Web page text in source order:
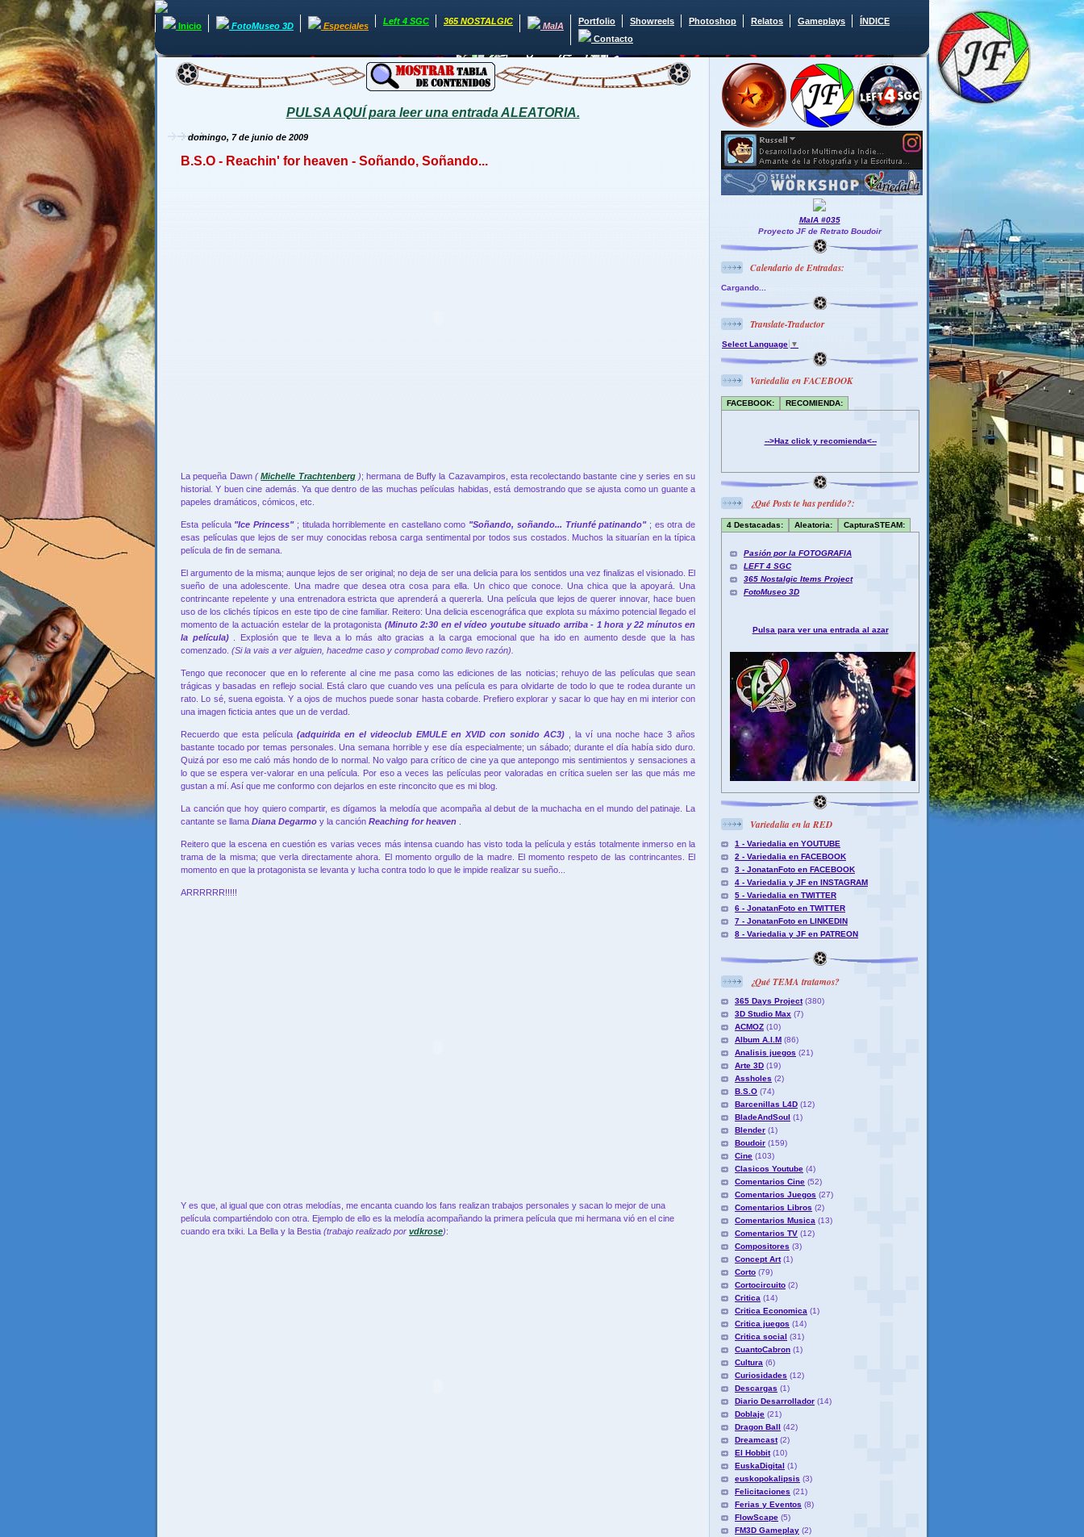
Inicio FotoMuseo 3D Especiales Left 4 SGC 365 NOSTALGIC MaIA Portfolio Showreels Photoshop Relatos Gameplays
ÍNDICE
Contacto
PULSA AQUÍ para leer una entrada ALEATORIA.
domingo, 7 de junio de 2009
B.S.O - Reachin' for heaven - Soñando, Soñando...
La pequeña Dawn ( Michelle Trachtenberg ); hermana de Buffy la Cazavampiros, esta recolectando bastante cine y series en su
historial. Y buen cine además. Ya que dentro de las muchas películas habidas, está demostrando que se ajusta como un guante a
papeles dramáticos, cómicos, etc.
Esta película "Ice Princess"; titulada horriblemente en castellano como "Soñando, soñando... Triunfé patinando"; es otra de
esas películas que lejos de ser muy conocidas rebosa carga sentimental por todos sus costados. Muchos la situarían en la típica
película de fin de semana.
El argumento de la misma; aunque lejos de ser original; no deja de ser una delicia para los sentidos una vez finalizas el visionado. El
sueño de una adolescente. Una madre que desea otra cosa para ella. Un chico que conoce. Una chica que la apoyará. Una
contrincante repelente y una entrenadora estricta que aprenderá a quererla. Una película que lejos de querer innovar, hace buen
uso de los clichés típicos en este tipo de cine familiar. Reitero: Una delicia escenográfica que explota su máximo potencial llegado el
momento de la actuación estelar de la protagonista (Minuto 2:30 en el vídeo youtube situado arriba - 1 hora y 22 mínutos en
la película). Explosión que te lleva a lo más alto gracias a la carga emocional que ha ido en aumento desde que la has
comenzado. (Si la vais a ver alguien, hacedme caso y comprobad como llevo razón).
Tengo que reconocer que en lo referente al cine me pasa como las ediciones de las noticias; rehuyo de las películas que sean
trágicas y basadas en reflejo social. Está claro que cuando ves una película es para olvidarte de todo lo que te rodea durante un
rato. Lo sé, suena egoista. Y a ojos de muchos puede sonar hasta cobarde. Prefiero explorar y sacar lo que hay en mi interior con
una imagen ficticia antes que un de verdad.
Recuerdo que esta película (adquirida en el videoclub EMULE en XVID con sonido AC3) , la ví una noche hace 3 años
bastante tocado por temas personales. Una semana horrible y ese día especialmente; un sábado; durante el día había sido duro.
Quizá por eso me caló más hondo de lo normal. No valgo para crítico de cine ya que antepongo mis sentimientos y sensaciones a
lo que se espera ver-valorar en una película. Por eso a veces las películas peor valoradas en crítica suelen ser las que más me
gustan a mí. Así que me conformo con dejarlos en este rinconcito que es mi blog.
La canción que hoy quiero compartir, es dígamos la melodía que acompaña al debut de la muchacha en el mundo del patinaje. La
cantante se llama Diana Degarmo y la canción Reaching for heaven .
Reitero que la escena en cuestión es varias veces más intensa cuando has visto toda la película y estás totalmente inmerso en la
trama de la misma; que verla directamente ahora. El momento orgullo de la madre. El momento respeto de las contrincantes. El
momento en que la protagonista se levanta y lucha contra todo lo que le impide realizar su sueño...
ARRRRRR!!!!!
Y es que, al igual que con otras melodías, me encanta cuando los fans realizan trabajos personales y sacan lo mejor de una
película compartiéndolo con otra. Ejemplo de ello es la melodía acompañando la primera película que mi hermana vió en el cine
cuando era txiki. La Bella y la Bestia (trabajo realizado por vdkrose):
MaIA #035
Proyecto JF de Retrato Boudoir
Calendario de Entradas:
Cargando...
Translate-Traductor
Select Language ▼
Variedalia en FACEBOOK
FACEBOOK: RECOMIENDA:
-->Haz click y recomienda<--
¿Qué Posts te has perdido?:
4 Destacadas: Aleatoria: CapturaSTEAM:
Pasión por la FOTOGRAFIA
LEFT 4 SGC
365 Nostalgic Items Project
FotoMuseo 3D
Pulsa para ver una entrada al azar
Variedalia en la RED
1 - Variedalia en YOUTUBE
2 - Variedalia en FACEBOOK
3 - JonatanFoto en FACEBOOK
4 - Variedalia y JF en INSTAGRAM
5 - Variedalia en TWITTER
6 - JonatanFoto en TWITTER
7 - JonatanFoto en LINKEDIN
8 - Variedalia y JF en PATREON
¿Qué TEMA tratamos?
365 Days Project (380)
3D Studio Max (7)
ACMOZ (10)
Album A.I.M (86)
Analisis juegos (21)
Arte 3D (19)
Assholes (2)
B.S.O (74)
Barcenillas L4D (12)
BladeAndSoul (1)
Blender (1)
Boudoir (159)
Cine (103)
Clasicos Youtube (4)
Comentarios Cine (52)
Comentarios Juegos (27)
Comentarios Libros (2)
Comentarios Musica (13)
Comentarios TV (12)
Compositores (3)
Concept Art (1)
Corto (79)
Cortocircuito (2)
Critica (14)
Critica Economica (1)
Critica juegos (14)
Critica social (31)
CuantoCabron (1)
Cultura (6)
Curiosidades (12)
Descargas (1)
Diario Desarrollador (14)
Doblaje (21)
Dragon Ball (42)
Dreamcast (2)
El Hobbit (10)
EuskaDigital (1)
euskopokalipsis (3)
Felicitaciones (21)
Ferias y Eventos (8)
FlowScape (5)
FM3D Gameplay (2)